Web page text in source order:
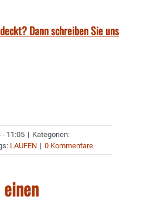
Dann schreiben Sie uns
- 11:05 | Kategorien:
LAUFEN | 0 Kommentare